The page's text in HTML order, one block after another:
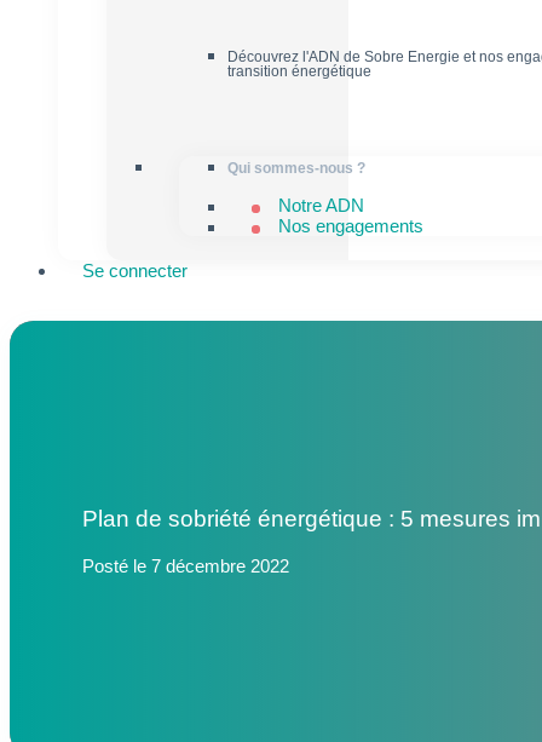
Découvrez l'ADN de Sobre Energie et nos
transition énergétique
Qui sommes-nous ?
Notre ADN
Nos engagements
Se connecter
Plan de sobriété énergétique : 5 mesures
Posté le 7 décembre 2022